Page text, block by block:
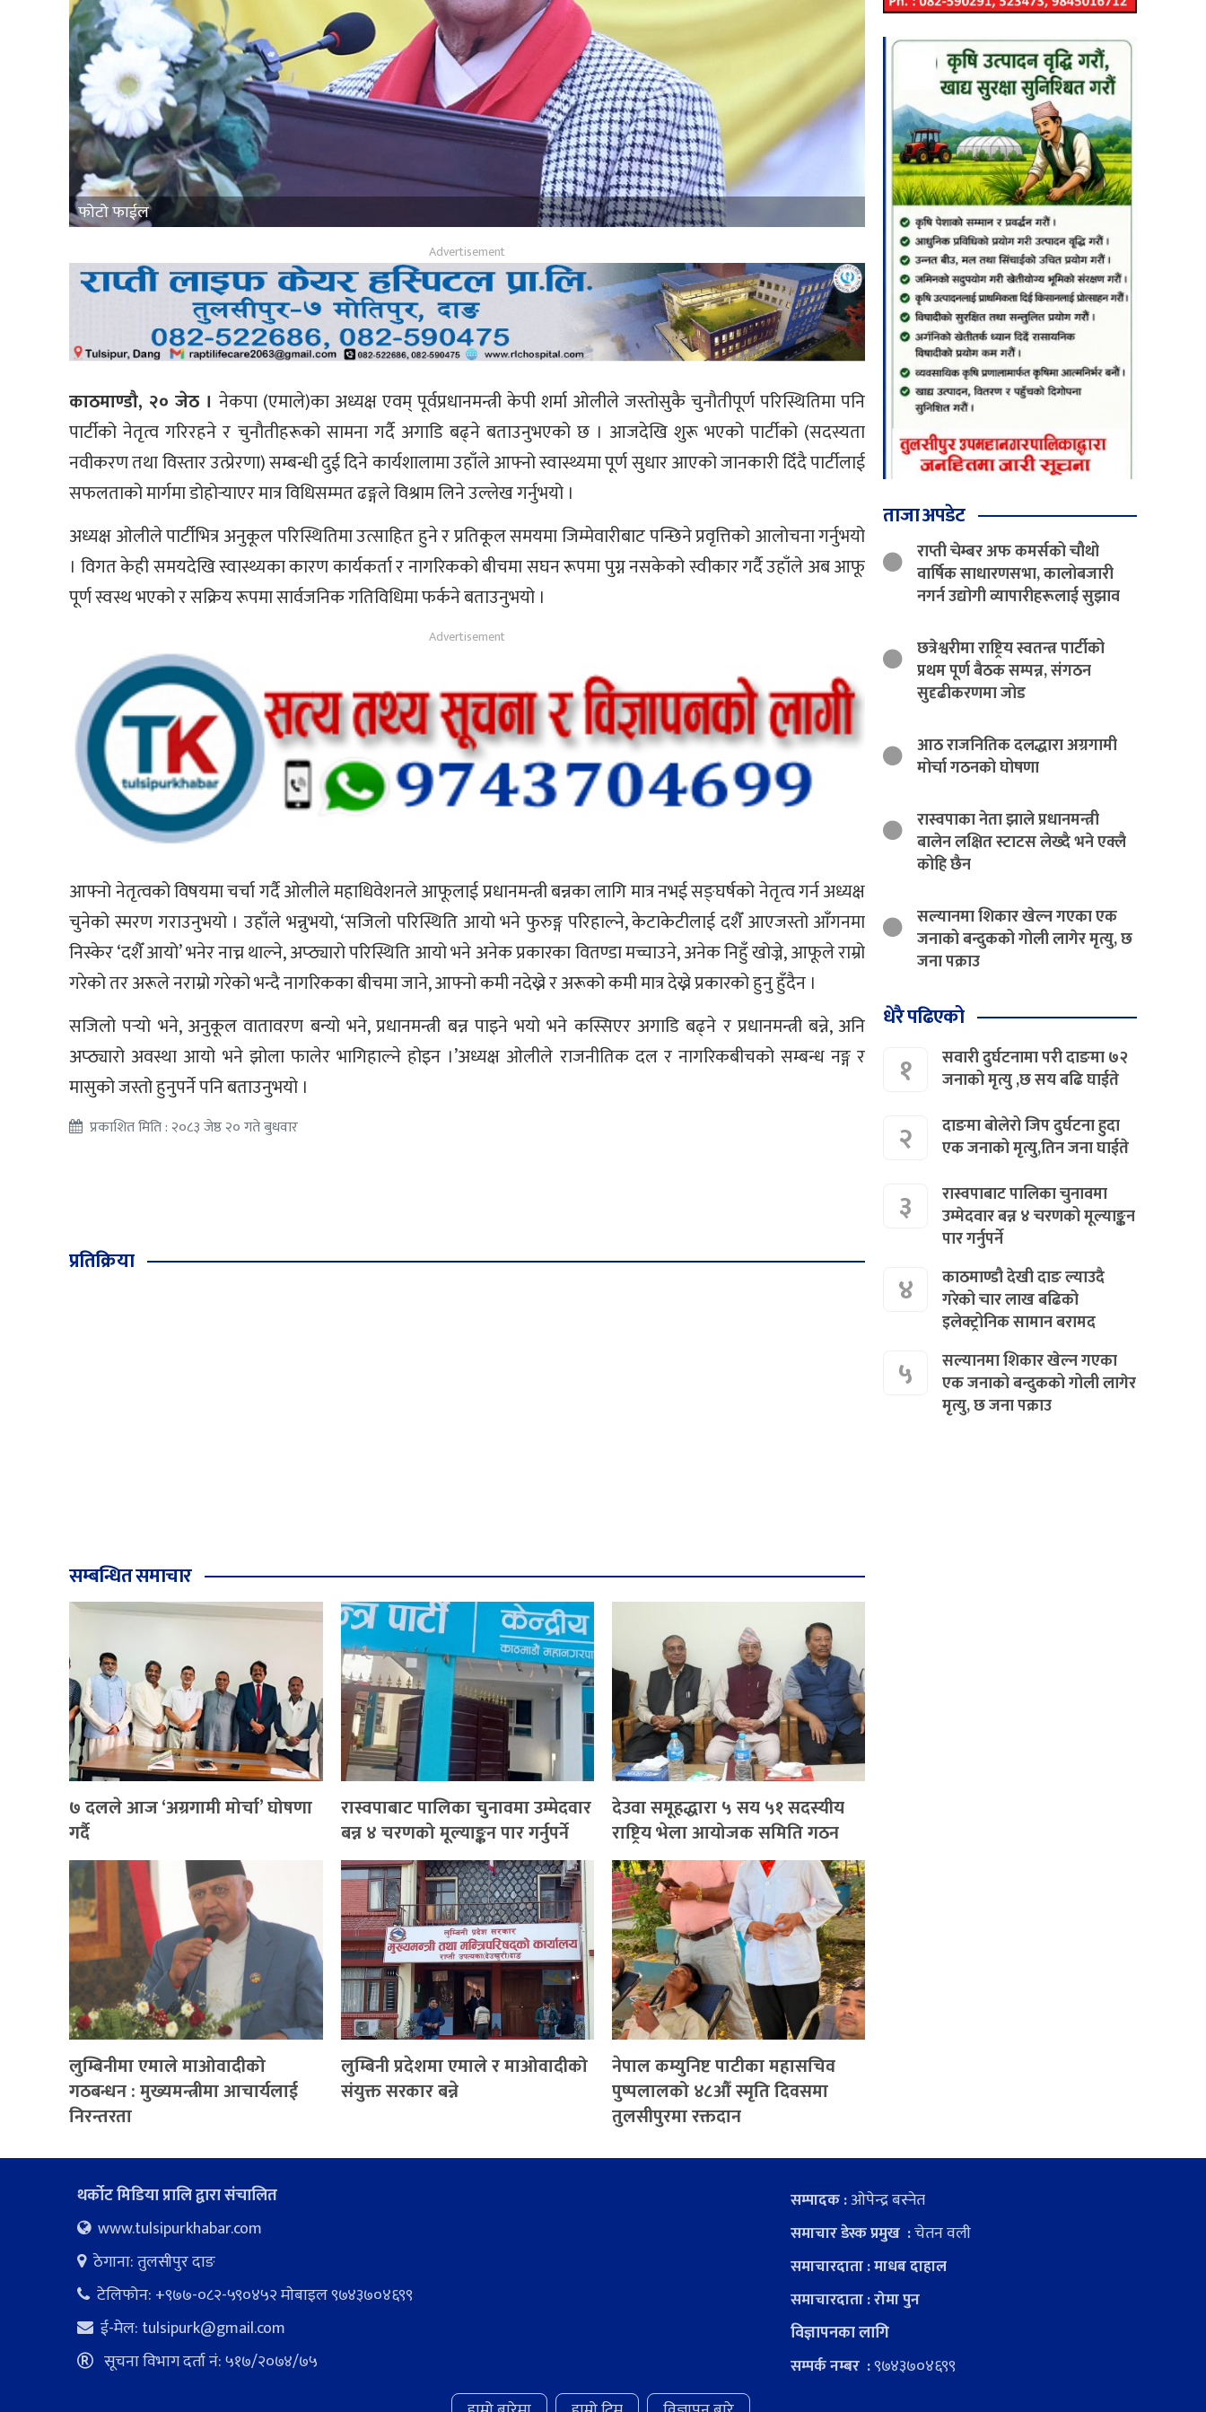
फोटो फाईल
काठमाण्डौ, २० जेठ । नेकपा (एमाले)का अध्यक्ष एवम् पूर्वप्रधानमन्त्री केपी शर्मा ओलीले जस्तोसुकै चुनौतीपूर्ण परिस्थितिमा पनि
पार्टीको नेतृत्व गरिरहने र चुनौतीहरूको सामना गर्दै अगाडि बढ्ने बताउनुभएको छ । आजदेखि शुरू भएको पार्टीको (सदस्यता
नवीकरण तथा विस्तार उत्प्रेरणा) सम्बन्धी दुई दिने कार्यशालामा उहाँले आफ्नो स्वास्थ्यमा पूर्ण सुधार आएको जानकारी दिँदै पार्टीलाई
सफलताको मार्गमा डोहोर्‍याएर मात्र विधिसम्मत ढङ्गले विश्राम लिने उल्लेख गर्नुभयो ।
अध्यक्ष ओलीले पार्टीभित्र अनुकूल परिस्थितिमा उत्साहित हुने र प्रतिकूल समयमा जिम्मेवारीबाट पन्छिने प्रवृत्तिको आलोचना गर्नुभयो
। विगत केही समयदेखि स्वास्थ्यका कारण कार्यकर्ता र नागरिकको बीचमा सघन रूपमा पुग्न नसकेको स्वीकार गर्दै उहाँले अब आफू
पूर्ण स्वस्थ भएको र सक्रिय रूपमा सार्वजनिक गतिविधिमा फर्कने बताउनुभयो ।
आफ्नो नेतृत्वको विषयमा चर्चा गर्दै ओलीले महाधिवेशनले आफूलाई प्रधानमन्त्री बन्नका लागि मात्र नभई सङ्घर्षको नेतृत्व गर्न अध्यक्ष
चुनेको स्मरण गराउनुभयो । उहाँले भन्नुभयो, ‘सजिलो परिस्थिति आयो भने फुरुङ्ग परिहाल्ने, केटाकेटीलाई दशैँ आएजस्तो आँगनमा
निस्केर ‘दशैँ आयो’ भनेर नाच्न थाल्ने, अप्ठ्यारो परिस्थिति आयो भने अनेक प्रकारका वितण्डा मच्चाउने, अनेक निहुँ खोज्ने, आफूले राम्रो
गरेको तर अरूले नराम्रो गरेको भन्दै नागरिकका बीचमा जाने, आफ्नो कमी नदेख्ने र अरूको कमी मात्र देख्ने प्रकारको हुनु हुँदैन ।
सजिलो पर्‍यो भने, अनुकूल वातावरण बन्यो भने, प्रधानमन्त्री बन्न पाइने भयो भने कस्सिएर अगाडि बढ्ने र प्रधानमन्त्री बन्ने, अनि
अप्ठ्यारो अवस्था आयो भने झोला फालेर भागिहाल्ने होइन ।’अध्यक्ष ओलीले राजनीतिक दल र नागरिकबीचको सम्बन्ध नङ्ग र
मासुको जस्तो हुनुपर्ने पनि बताउनुभयो ।
प्रकाशित मिति : २०८३ जेष्ठ २० गते बुधवार
प्रतिक्रिया
सम्बन्धित समाचार
७ दलले आज ‘अग्रगामी मोर्चा’ घोषणा
गर्दै
रास्वपाबाट पालिका चुनावमा उम्मेदवार
बन्न ४ चरणको मूल्याङ्कन पार गर्नुपर्ने
देउवा समूहद्धारा ५ सय ५१ सदस्यीय
राष्ट्रिय भेला आयोजक समिति गठन
लुम्बिनीमा एमाले माओवादीको
गठबन्धन : मुख्यमन्त्रीमा आचार्यलाई
निरन्तरता
लुम्बिनी प्रदेशमा एमाले र माओवादीको
संयुक्त सरकार बन्ने
नेपाल कम्युनिष्ट पाटीका महासचिव
पुष्पलालको ४८औँ स्मृति दिवसमा
तुलसीपुरमा रक्तदान
ताजा अपडेट
राप्ती चेम्बर अफ कमर्सको चौथो
वार्षिक साधारणसभा, कालोबजारी
नगर्न उद्योगी व्यापारीहरूलाई सुझाव
छत्रेश्वरीमा राष्ट्रिय स्वतन्त्र पार्टीको
प्रथम पूर्ण बैठक सम्पन्न, संगठन
सुदृढीकरणमा जोड
आठ राजनितिक दलद्धारा अग्रगामी
मोर्चा गठनको घोषणा
रास्वपाका नेता झाले प्रधानमन्त्री
बालेन लक्षित स्टाटस लेख्दै भने एक्लै
कोहि छैन
सल्यानमा शिकार खेल्न गएका एक
जनाको बन्दुकको गोली लागेर मृत्यु, छ
जना पक्राउ
धेरै पढिएको
१
सवारी दुर्घटनामा परी दाङमा ७२
जनाको मृत्यु ,छ सय बढि घाईते
२
दाङमा बोलेरो जिप दुर्घटना हुदा
एक जनाको मृत्यु,तिन जना घाईते
३
रास्वपाबाट पालिका चुनावमा
उम्मेदवार बन्न ४ चरणको मूल्याङ्कन
पार गर्नुपर्ने
४
काठमाण्डौ देखी दाङ ल्याउदै
गरेको चार लाख बढिको
इलेक्ट्रोनिक सामान बरामद
५
सल्यानमा शिकार खेल्न गएका
एक जनाको बन्दुकको गोली लागेर
मृत्यु, छ जना पक्राउ
थर्कोट मिडिया प्रालि द्वारा संचालित
www.tulsipurkhabar.com
ठेगाना: तुलसीपुर दाङ
टेलिफोन: +९७७-०८२-५९०४५२ माेबाइल ९७४३७०४६९९
ई-मेल: tulsipurk@gmail.com
सूचना विभाग दर्ता नं: ५१७/२०७४/७५
सम्पादक :ओपेन्द्र बस्नेत
समाचार डेस्क प्रमुख :चेतन वली
समाचारदाता : माधब दाहाल
समाचारदाता : रोमा पुन
विज्ञापनका लागि
सम्पर्क नम्बर :९७४३७०४६९९